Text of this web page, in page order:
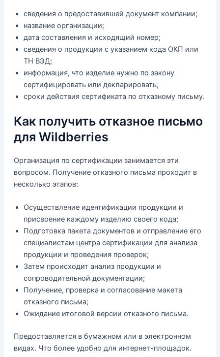
сведения о предоставившей документ компании;
название организации;
дата составления и исходящий номер;
сведения о продукции с указанием кода ОКП или
ТН ВЭД;
информация, что изделие нужно по закону
сертифицировать или декларировать;
сроки действия сертификата по отказному письму.
Как получить отказное письмо
для Wildberries
Организация по сертификации занимается эти
вопросом. Получение отказного письма проходит в
несколько этапов:
Осуществление идентификации продукции и
присвоение каждому изделию своего кода;
Подготовка пакета документов и отправление его
специалистам центра сертификации для анализа
продукции и проведения проверок;
Затем происходит анализ продукции и
сопроводительной документации;
Получение, проверка и согласование макета
отказного письма;
Ожидание итоговой версии отказного письма.
Предоставляется в бумажном или в электронном
видах. Что более удобно для интернет-площадок.